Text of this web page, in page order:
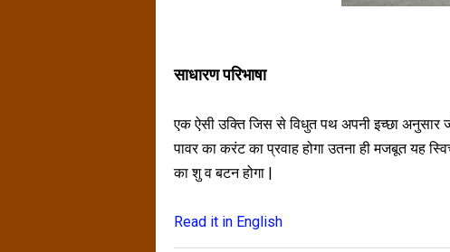
साधारण परिभाषा
एक ऐसी उक्ति जिस से विधुत पथ अपनी इच्छा अनुसार
पावर का करंट का प्रवाह होगा उतना ही मजबूत यह
का शु व बटन होगा |
Read it in English